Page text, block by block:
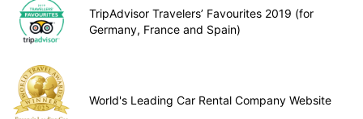
TripAdvisor Travelers’ Favourites 2019 (for
Germany, France and Spain)
World's Leading Car Rental Company Website